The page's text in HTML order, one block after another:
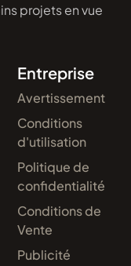
projets en vue
Entreprise
Avertissement
Conditions
d'utilisation
Politique de
confidentialité
Conditions de
Vente
Publicité